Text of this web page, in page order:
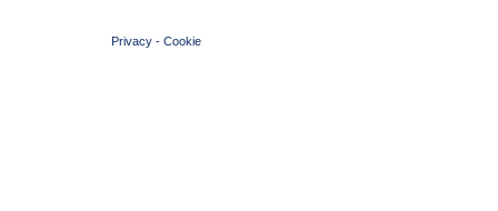
Privacy - Cookie